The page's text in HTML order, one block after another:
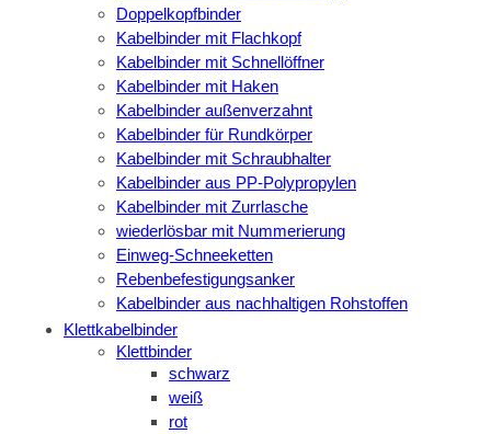
Doppelkopfbinder
Kabelbinder mit Flachkopf
Kabelbinder mit Schnellöffner
Kabelbinder mit Haken
Kabelbinder außenverzahnt
Kabelbinder für Rundkörper
Kabelbinder mit Schraubhalter
Kabelbinder aus PP-Polypropylen
Kabelbinder mit Zurrlasche
wiederlösbar mit Nummerierung
Einweg-Schneeketten
Rebenbefestigungsanker
Kabelbinder aus nachhaltigen Rohstoffen
Klettkabelbinder
Klettbinder
schwarz
weiß
rot